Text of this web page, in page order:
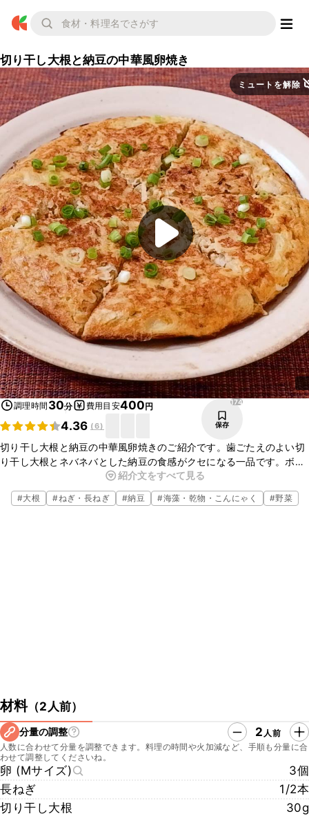
切り干し大根と納豆の中華風卵焼き
ミュートを解除
調理時間 30分 費用目安400円
4.36 (6)
174
保存
切り干し大根と納豆の中華風卵焼きのご紹介です。歯ごたえのよい切
り干し大根とネバネバとした納豆の食感がクセになる一品です。ボ
リューム満点で、食べごたえがありますよ。風味のよいごま油もよい
アクセントになっています。ごはんのお供にもぴったりなので、今夜
のおかずにいかがでしょうか。ぜひ、作ってみてくださいね。
紹介文をすべて見る
#大根 #ねぎ・長ねぎ #納豆 #海藻・乾物・こんにゃく #野菜
材料（2人前）
分量の調整 2 人前
人数に合わせて分量を調整できます。料理の時間や火加減など、手順も分量に合
わせて調整してくださいね。
卵 (Mサイズ)
3個
長ねぎ
1/2本
切り干し大根
30g